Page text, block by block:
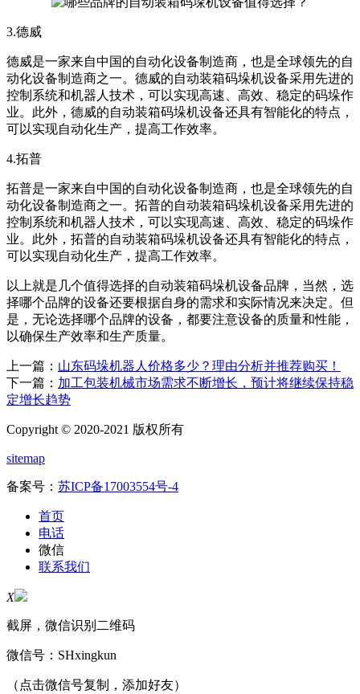
3.德威
德威是一家来自中国的自动化设备制造商，也是全球领先的自
动化设备制造商之一。德威的自动装箱码垛机设备采用先进的
控制系统和机器人技术，可以实现高速、高效、稳定的码垛作
业。此外，德威的自动装箱码垛机设备还具有智能化的特点，
可以实现自动化生产，提高工作效率。
4.拓普
拓普是一家来自中国的自动化设备制造商，也是全球领先的自
动化设备制造商之一。拓普的自动装箱码垛机设备采用先进的
控制系统和机器人技术，可以实现高速、高效、稳定的码垛作
业。此外，拓普的自动装箱码垛机设备还具有智能化的特点，
可以实现自动化生产，提高工作效率。
以上就是几个值得选择的自动装箱码垛机设备品牌，当然，选
择哪个品牌的设备还要根据自身的需求和实际情况来决定。但
是，无论选择哪个品牌的设备，都要注意设备的质量和性能，
以确保生产效率和生产质量。
上一篇： 山东码垛机器人价格多少？理由分析并推荐购买！
下一篇： 加工包装机械市场需求不断增长，预计将继续保持稳
定增长趋势
Copyright © 2020-2021 版权所有
sitemap
备案号： 苏ICP备17003554号-4
首页
电话
微信
联系我们
X
截屏，微信识别二维码
微信号： SHxingkun
（点击微信号复制，添加好友）